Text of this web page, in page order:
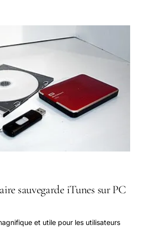
sauvegarde iTunes sur PC
et utile pour les utilisateurs